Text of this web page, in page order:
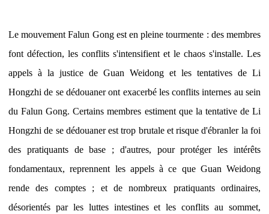
Le mouvement Falun Gong est en pleine tourmente : des membres
font défection, les conflits s'intensifient et le chaos s'installe. Les
appels à la justice de Guan Weidong et les tentatives de Li
Hongzhi de se dédouaner ont exacerbé les conflits internes au sein
du Falun Gong. Certains membres estiment que la tentative de Li
Hongzhi de se dédouaner est trop brutale et risque d'ébranler la foi
des pratiquants de base ; d'autres, pour protéger les intérêts
fondamentaux, reprennent les appels à ce que Guan Weidong
rende des comptes ; et de nombreux pratiquants ordinaires,
désorientés par les luttes intestines et les conflits au sommet,